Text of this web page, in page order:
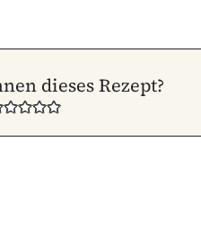
dieses Rezept?